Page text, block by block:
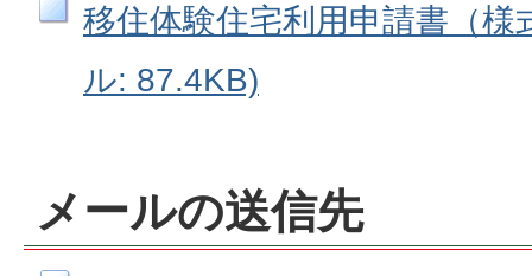
移住体験住宅利用申請書（様
ル: 87.4KB)
メールの送信先